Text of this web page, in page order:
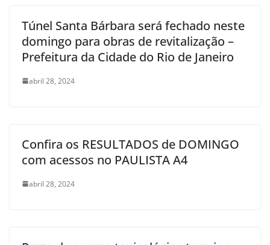
Túnel Santa Bárbara será fechado neste
domingo para obras de revitalização –
Prefeitura da Cidade do Rio de Janeiro
abril 28, 2024
Confira os RESULTADOS de DOMINGO
com acessos no PAULISTA A4
abril 28, 2024